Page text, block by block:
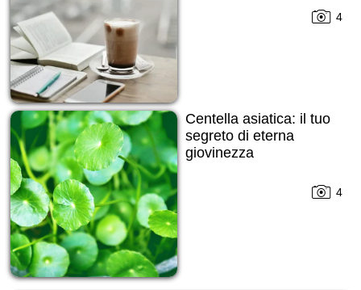
4
Centella asiatica: il tuo
segreto di eterna
giovinezza
4